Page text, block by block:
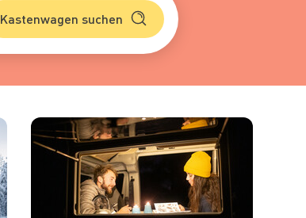
Kastenwagen suchen